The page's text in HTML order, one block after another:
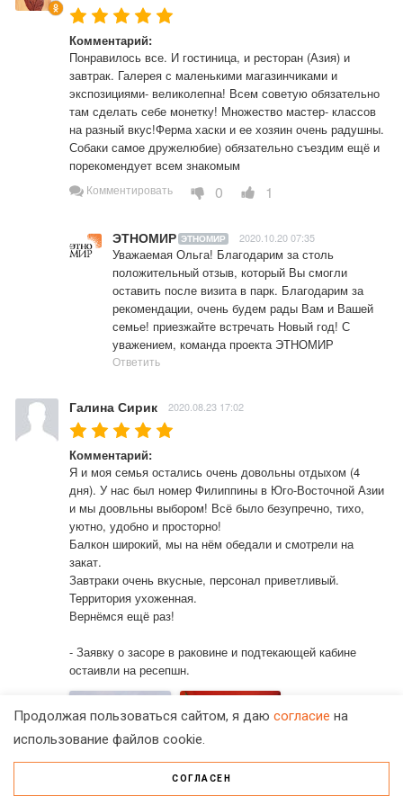
Комментарий:
Понравилось все. И гостиница, и ресторан (Азия) и
завтрак. Галерея с маленькими магазинчиками и
экспозициями- великолепна! Всем советую обязательно
там сделать себе монетку! Множество мастер- классов
на разный вкус!Ферма хаски и ее хозяин очень радушны.
Собаки самое дружелюбие) обязательно съездим ещё и
порекомендует всем знакомым
Комментировать 0 1
ЭТНОМИР ЭТНОМИР 2020.10.20 07:35
Уважаемая Ольга! Благодарим за столь
положительный отзыв, который Вы смогли
оставить после визита в парк. Благодарим за
рекомендации, очень будем рады Вам и Вашей
семье! приезжайте встречать Новый год! С
уважением, команда проекта ЭТНОМИР
Ответить
Галина Сирик 2020.08.23 17:02
Комментарий:
Я и моя семья остались очень довольны отдыхом (4
дня). У нас был номер Филиппины в Юго-Восточной Азии
и мы доовльны выбором! Всё было безупречно, тихо,
уютно, удобно и просторно!
Балкон широкий, мы на нём обедали и смотрели на
закат.
Завтраки очень вкусные, персонал приветливый.
Территория ухоженная.
Вернёмся ещё раз!
- Заявку о засоре в раковине и подтекающей кабине
остаивли на ресепшн.
Продолжая пользоваться сайтом, я даю согласие на
использование файлов cookie.
СОГЛАСЕН